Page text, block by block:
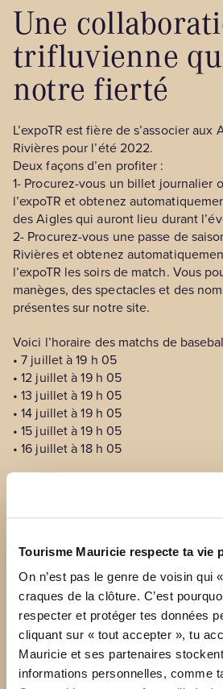
Tourisme Mauricie respecte ta vie
On n’est pas le genre de voisin qui
craques de la clôture. C’est
respecter et protéger tes données
cliquant sur « tout accepter », tu
Mauricie et ses partenaires
informations personnelles, comme
Une
trifluvienne
notre fierté
L’expoTR est fière de s’associer aux
Rivières pour l’été 2022.
Deux façons d’en profiter :
1- Procurez-vous un billet journalier
l’expoTR et obtenez
des Aigles qui auront lieu durant
2- Procurez-vous une passe de
Rivières et obtenez
l’expoTR les soirs de match. Vous
manèges, des spectacles et des
présentes sur notre site.
Voici l’horaire des matchs de
• 7 juillet à 19 h 05
• 12 juillet à 19 h 05
• 13 juillet à 19 h 05
• 14 juillet à 19 h 05
• 15 juillet à 19 h 05
• 16 juillet à 18 h 05
Nos racines
toujours
Sans oublier notre volet agricole,
traditions de l’expoTR ! Près de 150
plus de 1000 bêtes, dont 18 races
laitiers et de boucherie ainsi que
moutons et des petits animaux. De